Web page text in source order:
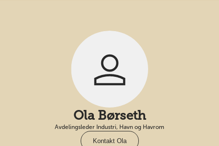
Ola Børseth
Avdelingsleder Industri, Havn og Havrom
Kontakt Ola